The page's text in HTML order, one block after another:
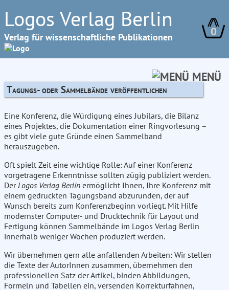
Logos Verlag Berlin
Verlag für wissenschaftliche Publikationen 0
MENÜ
Tagungs- oder Sammelbände veröffentlichen
Eine Konferenz, die Würdigung eines Jubilars, die Bilanz
eines Projektes, die Dokumentation einer Ringvorlesung –
es gibt viele gute Gründe einen Sammelband
herauszugeben.
Oft spielt Zeit eine wichtige Rolle: Auf einer Konferenz
vorgetragene Erkenntnisse sollten zügig publiziert werden.
Der Logos Verlag Berlin ermöglicht Ihnen, Ihre Konferenz mit
einem gedruckten Tagungsband abzurunden, der auf
Wunsch bereits zum Konferenzbeginn vorliegt. Mit Hilfe
modernster Computer- und Drucktechnik für Layout und
Fertigung können Sammelbände im Logos Verlag Berlin
innerhalb weniger Wochen produziert werden.
Wir übernehmen gern alle anfallenden Arbeiten: Wir stellen
die Texte der AutorInnen zusammen, übernehmen den
professionellen Satz der Artikel, binden Abbildungen,
Formeln und Tabellen ein, versenden Korrekturfahnen,